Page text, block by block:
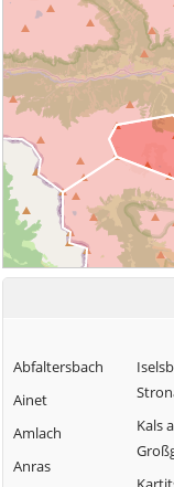
Abfaltersbach
Ainet
Amlach
Anras
Kals